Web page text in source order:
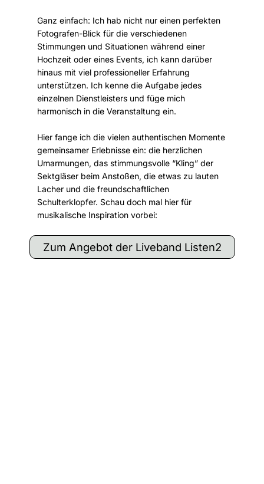
Ganz einfach: Ich hab nicht nur einen perfekten
Fotografen-Blick für die verschiedenen
Stimmungen und Situationen während einer
Hochzeit oder eines Events, ich kann darüber
hinaus mit viel professioneller Erfahrung
unterstützen. Ich kenne die Aufgabe jedes
einzelnen Dienstleisters und füge mich
harmonisch in die Veranstaltung ein.
Hier fange ich die vielen authentischen Momente
gemeinsamer Erlebnisse ein: die herzlichen
Umarmungen, das stimmungsvolle “Kling” der
Sektgläser beim Anstoßen, die etwas zu lauten
Lacher und die freundschaftlichen
Schulterklopfer. Schau doch mal hier für
musikalische Inspiration vorbei:
Zum Angebot der Liveband Listen2